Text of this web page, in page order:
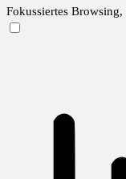
Fokussiertes